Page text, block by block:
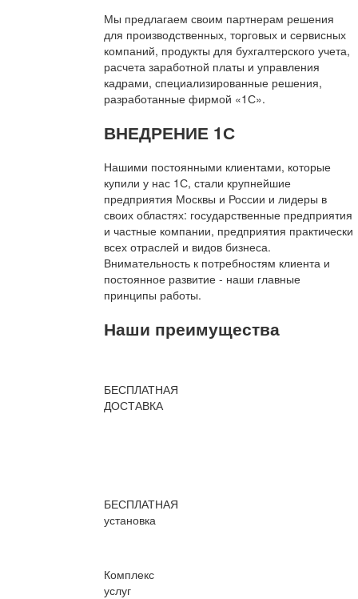
Мы предлагаем своим партнерам решения
для производственных, торговых и сервисных
компаний, продукты для бухгалтерского учета,
расчета заработной платы и управления
кадрами, специализированные решения,
разработанные фирмой «1С».
ВНЕДРЕНИЕ 1С
Нашими постоянными клиентами, которые
купили у нас 1С, стали крупнейшие
предприятия Москвы и России и лидеры в
своих областях: государственные предприятия
и частные компании, предприятия практически
всех отраслей и видов бизнеса.
Внимательность к потребностям клиента и
постоянное развитие - наши главные
принципы работы.
Наши преимущества
БЕСПЛАТНАЯ
ДОСТАВКА
БЕСПЛАТНАЯ
установка
Комплекс
услуг